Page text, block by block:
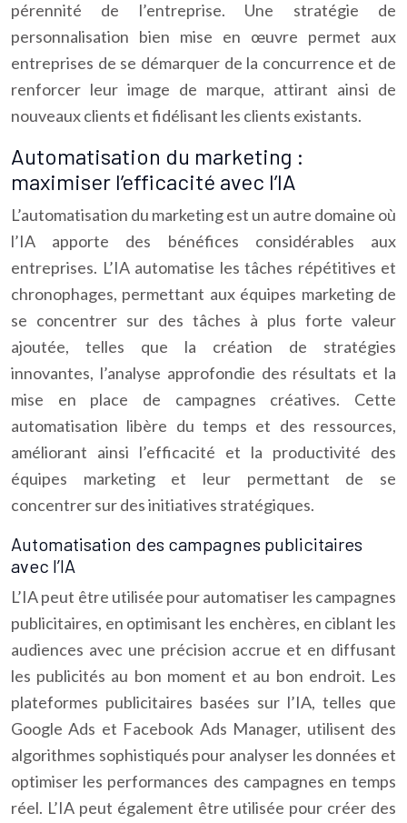
pérennité de l’entreprise. Une stratégie de
personnalisation bien mise en œuvre permet aux
entreprises de se démarquer de la concurrence et de
renforcer leur image de marque, attirant ainsi de
nouveaux clients et fidélisant les clients existants.
Automatisation du marketing :
maximiser l’efficacité avec l’IA
L’automatisation du marketing est un autre domaine où
l’IA apporte des bénéfices considérables aux
entreprises. L’IA automatise les tâches répétitives et
chronophages, permettant aux équipes marketing de
se concentrer sur des tâches à plus forte valeur
ajoutée, telles que la création de stratégies
innovantes, l’analyse approfondie des résultats et la
mise en place de campagnes créatives. Cette
automatisation libère du temps et des ressources,
améliorant ainsi l’efficacité et la productivité des
équipes marketing et leur permettant de se
concentrer sur des initiatives stratégiques.
Automatisation des campagnes publicitaires
avec l’IA
L’IA peut être utilisée pour automatiser les campagnes
publicitaires, en optimisant les enchères, en ciblant les
audiences avec une précision accrue et en diffusant
les publicités au bon moment et au bon endroit. Les
plateformes publicitaires basées sur l’IA, telles que
Google Ads et Facebook Ads Manager, utilisent des
algorithmes sophistiqués pour analyser les données et
optimiser les performances des campagnes en temps
réel. L’IA peut également être utilisée pour créer des